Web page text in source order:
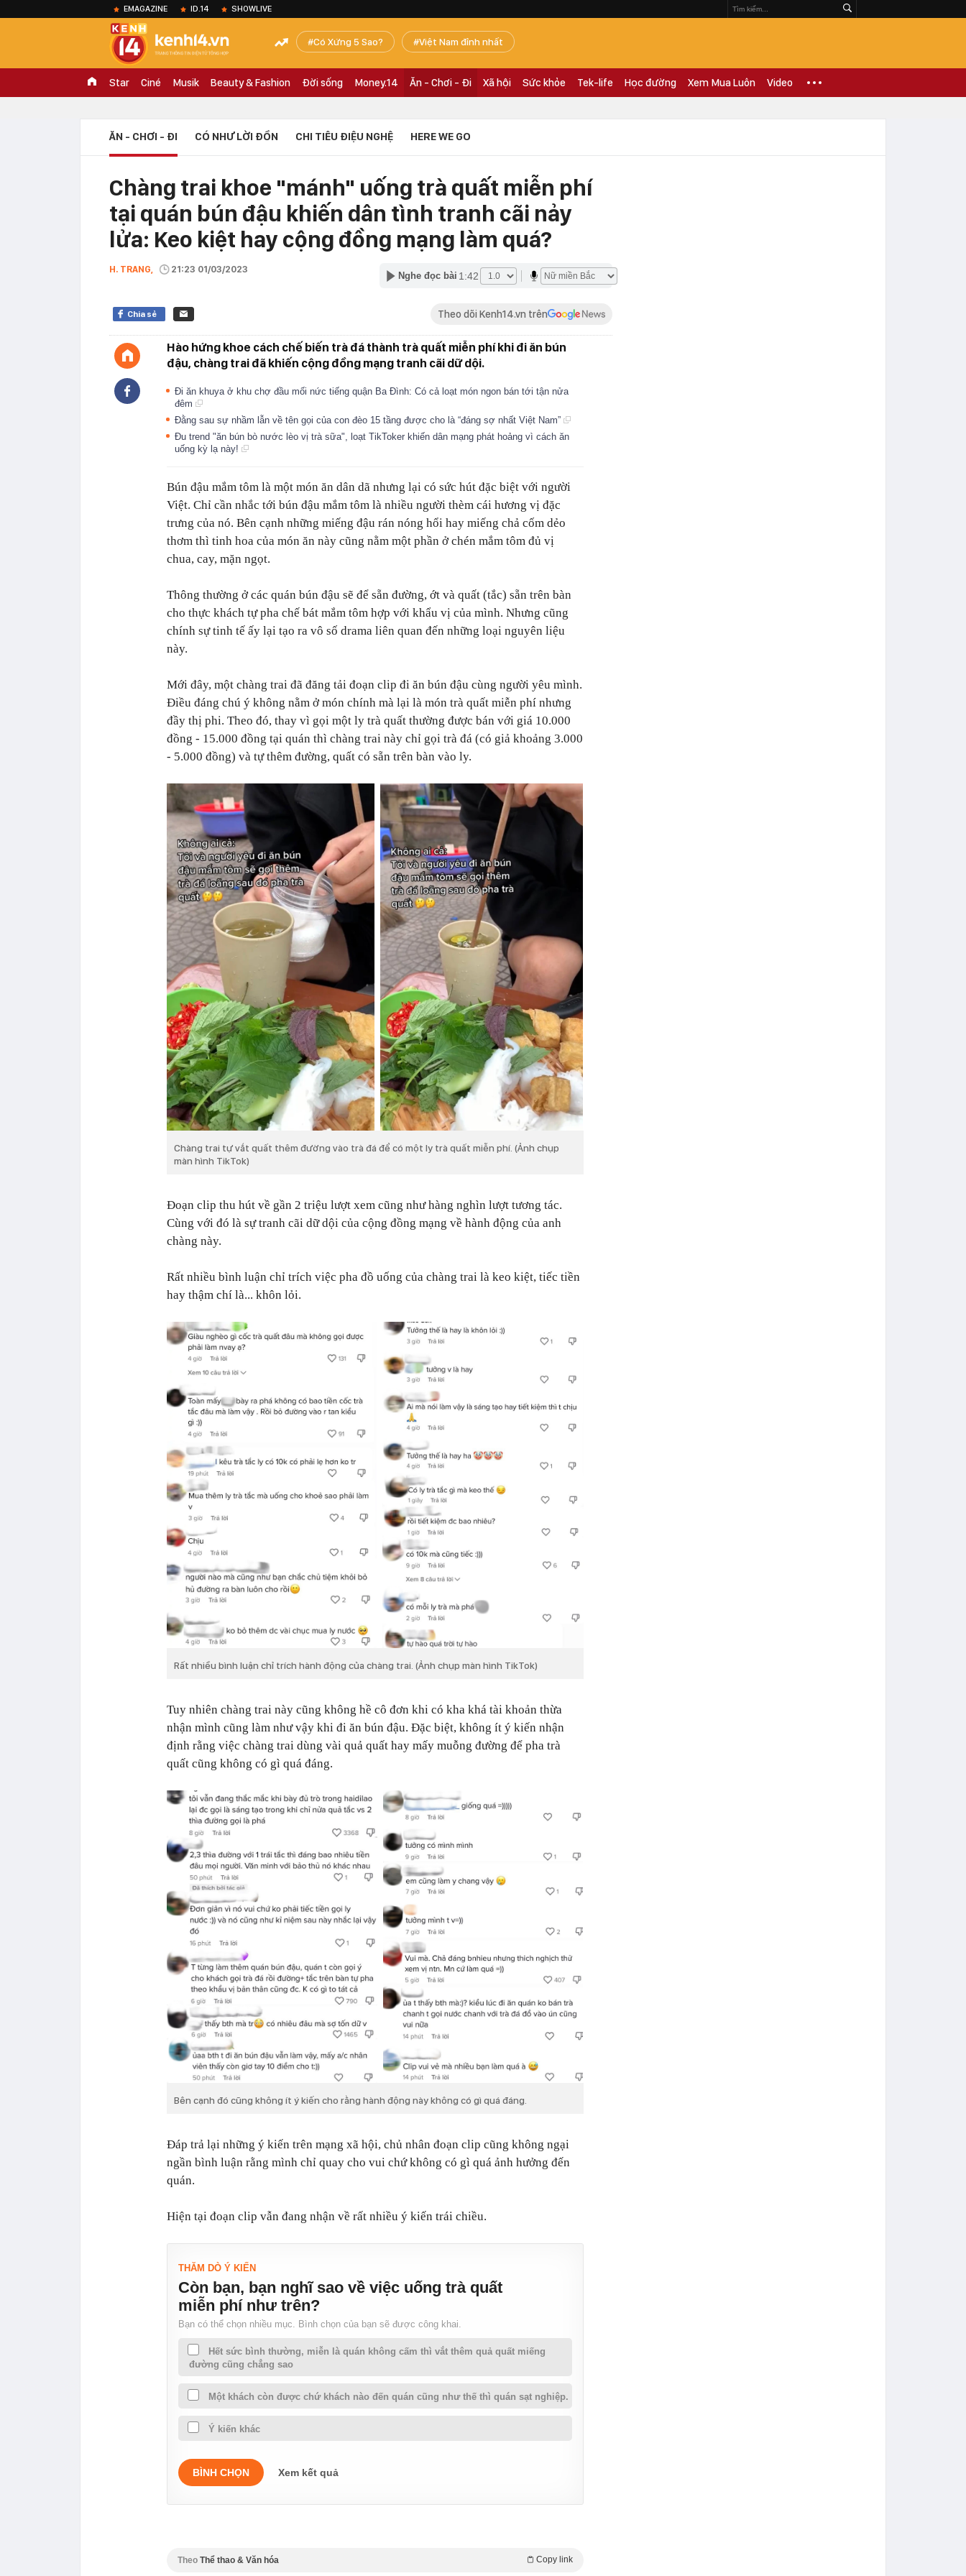
EMAGAZINE ID.14 SHOWLIVE
Có Xứng 5 Sao? Việt Nam đỉnh nhất
Star Ciné Musik Beauty & Fashion Đời sống Money.14 Ăn - Chơi - Đi Xã hội Sức khỏe Tek-life Học đường Xem Mua Luôn Video
ĂN - CHƠI - ĐI CÓ NHƯ LỜI ĐỒN CHI TIÊU ĐIỆU NGHỆ HERE WE GO
Chàng trai khoe "mánh" uống trà quất miễn phí
tại quán bún đậu khiến dân tình tranh cãi nảy
lửa: Keo kiệt hay cộng đồng mạng làm quá?
H. TRANG, 21:23 01/03/2023
Nghe đọc bài 1:42
Chia sẻ Theo dõi Kenh14.vn trên
Hào hứng khoe cách chế biến trà đá thành trà quất miễn phí khi đi ăn bún
đậu, chàng trai đã khiến cộng đồng mạng tranh cãi dữ dội.
Đi ăn khuya ở khu chợ đầu mối nức tiếng quận Ba Đình: Có cả loạt món ngon bán tới tận nửa
đêm
Đằng sau sự nhầm lẫn về tên gọi của con đèo 15 tầng được cho là “đáng sợ nhất Việt Nam”
Đu trend "ăn bún bò nước lèo vị trà sữa", loạt TikToker khiến dân mạng phát hoảng vì cách ăn
uống kỳ lạ này!
Bún đậu mắm tôm là một món ăn dân dã nhưng lại có sức hút đặc biệt với người
Việt. Chỉ cần nhắc tới bún đậu mắm tôm là nhiều người thèm cái hương vị đặc
trưng của nó. Bên cạnh những miếng đậu rán nóng hổi hay miếng chả cốm dẻo
thơm thì tinh hoa của món ăn này cũng nằm một phần ở chén mắm tôm đủ vị
chua, cay, mặn ngọt.
Thông thường ở các quán bún đậu sẽ để sẵn đường, ớt và quất (tắc) sẵn trên bàn
cho thực khách tự pha chế bát mắm tôm hợp với khẩu vị của mình. Nhưng cũng
chính sự tinh tế ấy lại tạo ra vô số drama liên quan đến những loại nguyên liệu
này.
Mới đây, một chàng trai đã đăng tải đoạn clip đi ăn bún đậu cùng người yêu mình.
Điều đáng chú ý không nằm ở món chính mà lại là món trà quất miễn phí nhưng
đầy thị phi. Theo đó, thay vì gọi một ly trà quất thường được bán với giá 10.000
đồng - 15.000 đồng tại quán thì chàng trai này chỉ gọi trà đá (có giả khoảng 3.000
- 5.000 đồng) và tự thêm đường, quất có sẵn trên bàn vào ly.
Chàng trai tự vắt quất thêm đường vào trà đá để có một ly trà quất miễn phí. (Ảnh chụp
màn hình TikTok)
Đoạn clip thu hút về gần 2 triệu lượt xem cũng như hàng nghìn lượt tương tác.
Cùng với đó là sự tranh cãi dữ dội của cộng đồng mạng về hành động của anh
chàng này.
Rất nhiều bình luận chỉ trích việc pha đồ uống của chàng trai là keo kiệt, tiếc tiền
hay thậm chí là... khôn lỏi.
Rất nhiều bình luận chỉ trích hành động của chàng trai. (Ảnh chụp màn hình TikTok)
Tuy nhiên chàng trai này cũng không hề cô đơn khi có kha khá tài khoản thừa
nhận mình cũng làm như vậy khi đi ăn bún đậu. Đặc biệt, không ít ý kiến nhận
định rằng việc chàng trai dùng vài quả quất hay mấy muỗng đường để pha trà
quất cũng không có gì quá đáng.
Bên cạnh đó cũng không ít ý kiến cho rằng hành động này không có gì quá đáng.
Đáp trả lại những ý kiến trên mạng xã hội, chủ nhân đoạn clip cũng không ngại
ngần bình luận rằng mình chỉ quay cho vui chứ không có gì quá ảnh hưởng đến
quán.
Hiện tại đoạn clip vẫn đang nhận về rất nhiều ý kiến trái chiều.
THĂM DÒ Ý KIẾN
Còn bạn, bạn nghĩ sao về việc uống trà quất
miễn phí như trên?
Bạn có thể chọn nhiều mục. Bình chọn của bạn sẽ được công khai.
Hết sức bình thường, miễn là quán không cấm thì vắt thêm quả quất miếng
đường cũng chẳng sao
Một khách còn được chứ khách nào đến quán cũng như thế thì quán sạt nghiệp.
Ý kiến khác
BÌNH CHỌN Xem kết quả
Theo Thể thao & Văn hóa Copy link